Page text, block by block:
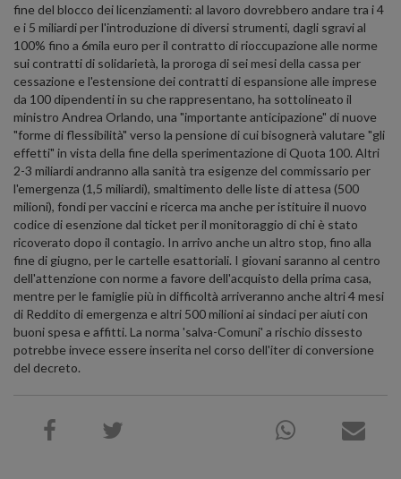
fine del blocco dei licenziamenti: al lavoro dovrebbero andare tra i 4
e i 5 miliardi per l'introduzione di diversi strumenti, dagli sgravi al
100% fino a 6mila euro per il contratto di rioccupazione alle norme
sui contratti di solidarietà, la proroga di sei mesi della cassa per
cessazione e l'estensione dei contratti di espansione alle imprese
da 100 dipendenti in su che rappresentano, ha sottolineato il
ministro Andrea Orlando, una "importante anticipazione" di nuove
"forme di flessibilità" verso la pensione di cui bisognerà valutare "gli
effetti" in vista della fine della sperimentazione di Quota 100. Altri
2-3 miliardi andranno alla sanità tra esigenze del commissario per
l'emergenza (1,5 miliardi), smaltimento delle liste di attesa (500
milioni), fondi per vaccini e ricerca ma anche per istituire il nuovo
codice di esenzione dal ticket per il monitoraggio di chi è stato
ricoverato dopo il contagio. In arrivo anche un altro stop, fino alla
fine di giugno, per le cartelle esattoriali. I giovani saranno al centro
dell'attenzione con norme a favore dell'acquisto della prima casa,
mentre per le famiglie più in difficoltà arriveranno anche altri 4 mesi
di Reddito di emergenza e altri 500 milioni ai sindaci per aiuti con
buoni spesa e affitti. La norma 'salva-Comuni' a rischio dissesto
potrebbe invece essere inserita nel corso dell'iter di conversione
del decreto.